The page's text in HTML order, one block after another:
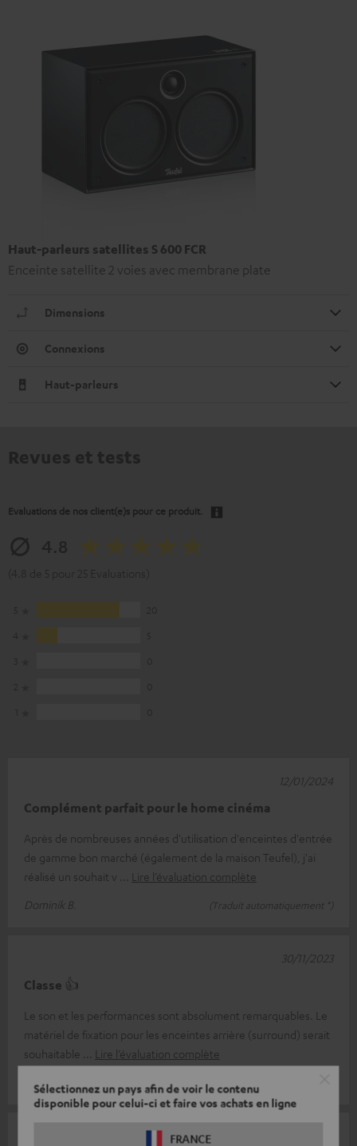
Sélectionnez un pays afin de voir le contenu
disponible pour celui-ci et faire vos achats en ligne
FRANCE
Haut-parleurs satellites S 600 FCR
Enceinte satellite 2 voies avec membrane plate
Dimensions
Connexions
Haut-parleurs
Evaluations de nos client(e)s pour ce produit.
Complément parfait pour le home cinéma
Après de nombreuses années d'utilisation d'enceintes d'entrée
de gamme bon marché (également de la maison Teufel), j'ai
réalisé un souhait v
Lire l’évaluation complète
Dominik B.
(Traduit automatiquement *)
12/01/2024
Classe 👍
Le son et les performances sont absolument remarquables. Le
matériel de fixation pour les enceintes arrière (surround) serait
souhaitable
Lire l’évaluation complète
Florian D.
(Traduit automatiquement *)
30/11/2023